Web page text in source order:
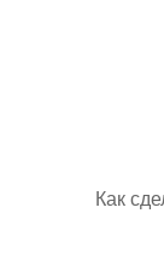
Как